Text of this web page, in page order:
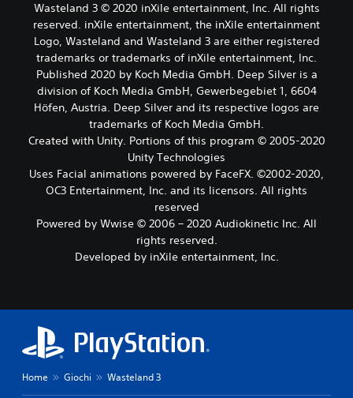
Wasteland 3 © 2020 inXile entertainment, Inc. All rights
reserved. inXile entertainment, the inXile entertainment
Logo, Wasteland and Wasteland 3 are either registered
trademarks or trademarks of inXile entertainment, Inc.
Published 2020 by Koch Media GmbH. Deep Silver is a
division of Koch Media GmbH, Gewerbegebiet 1, 6604
Höfen, Austria. Deep Silver and its respective logos are
trademarks of Koch Media GmbH.
Created with Unity. Portions of this program © 2005-2020
Unity Technologies
Uses Facial animations powered by FaceFX. ©2002-2020,
OC3 Entertainment, Inc. and its licensors. All rights
reserved
Powered by Wwise © 2006 – 2020 Audiokinetic Inc. All
rights reserved.
Developed by inXile entertainment, Inc.
Home Giochi Wasteland 3